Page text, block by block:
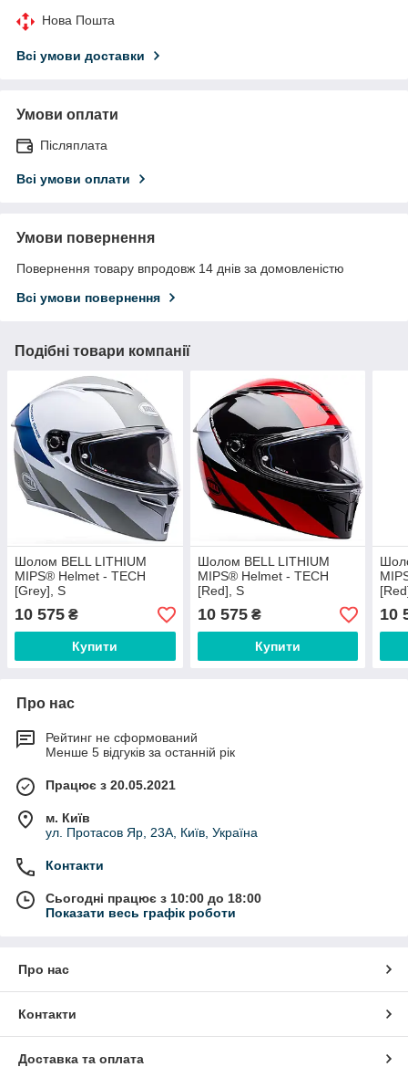
Нова Пошта
Всі умови доставки
Умови оплати
Післяплата
Всі умови оплати
Умови повернення
Повернення товару впродовж 14 днів за домовленістю
Всі умови повернення
Подібні товари компанії
Шолом BELL LITHIUM
MIPS® Helmet - TECH
[Grey], S
10 575 ₴
Купити
Шолом BELL LITHIUM
MIPS® Helmet - TECH
[Red], S
10 575₴
Купити
10
Про нас
Рейтинг не сформований
Менше 5 відгуків за останній рік
Працює з 20.05.2021
м. Київ
ул. Протасов Яр, 23А, Київ, Україна
Контакти
Сьогодні працює з 10:00 до 18:00
Показати весь графік роботи
Про нас
Контакти
Доставка та оплата